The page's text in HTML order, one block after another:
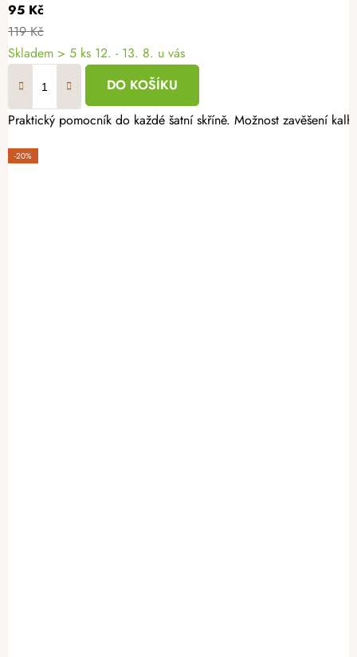
95 Kč
119 Kč
Skladem > 5 ks 12. - 13. 8. u vás
DO KOŠÍKU
Praktický pomocník do každé šatní skříně. Možnost zavěšení
-20%